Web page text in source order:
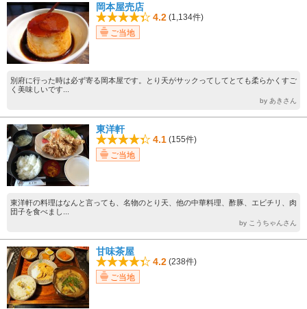
岡本屋売店
4.2 (1,134件)
ご当地
別府に行った時は必ず寄る岡本屋です。とり天がサックってしてとても柔らかくすご
く美味しいです...
by あきさん
東洋軒
4.1 (155件)
ご当地
東洋軒の料理はなんと言っても、名物のとり天、他の中華料理、酢豚、エビチリ、肉
団子を食べまし...
by こうちゃんさん
甘味茶屋
4.2 (238件)
ご当地